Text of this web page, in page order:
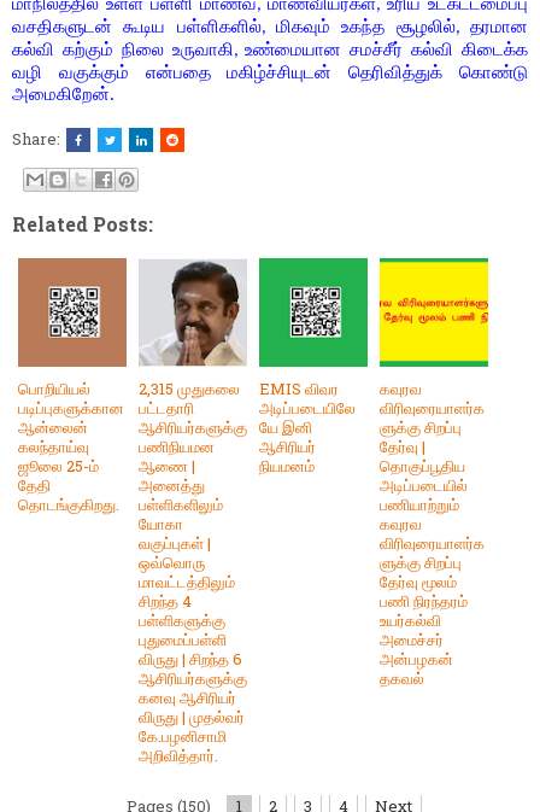
, ,
வசதிகளுடன் கூடிய பள்ளிகளில்,மிகவும் உகந்த சூழலில்,தரமான
கல்வி கற்கும் நிலை உருவாகி ,உண்மையான சமச்சீர் கல்வி கிடைக்க
வழி வகுக்கும் என்பதை மகிழ்ச்சியுடன் தெரிவித்துக் கொண்டு
அமைகிறேன்.
Share:
Related Posts:
பொறியியல்
படிப்புகளுக்கான
ஆன்லைன்
கலந்தாய்வு
ஜூலை 25-ம்
தேதி
தொடங்குகிறது.
2,315 முதுகலை
பட்டதாரி
ஆசிரியர்களுக்கு
பணிநியமன
ஆணை |
அனைத்து
பள்ளிகளிலும்
யோகா
வகுப்புகள் |
ஒவ்வொரு
மாவட்டத்திலும்
சிறந்த 4
பள்ளிகளுக்கு
புதுமைப்பள்ளி
விருது | சிறந்த 6
ஆசிரியர்களுக்கு
கனவு ஆசிரியர்
விருது | முதல்வர்
கே.பழனிசாமி
அறிவித்தார்.
EMIS விவர
அடிப்படையிலே
யே இனி
ஆசிரியர்
நியமனம்
கவுரவ
விரிவுரையாளர்க
ளுக்கு சிறப்பு
தேர்வு |
தொகுப்பூதிய
அடிப்படையில்
பணியாற்றும்
கவுரவ
விரிவுரையாளர்க
ளுக்கு சிறப்பு
தேர்வு மூலம்
பணி நிரந்தரம்
உயர்கல்வி
அமைச்சர்
அன்பழகன்
தகவல்
Pages (150) 1 2 3 4 Next